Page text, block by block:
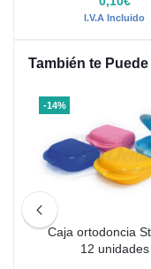
I.V.A Incluido
También te
-14%
Caja ortodoncia
12 unidades